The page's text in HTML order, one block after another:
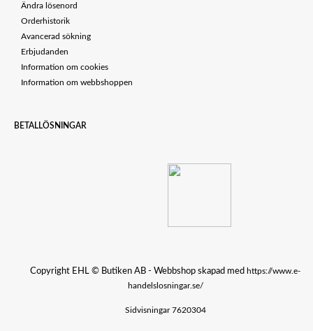
Ändra lösenord
Orderhistorik
Avancerad sökning
Erbjudanden
Information om cookies
Information om webbshoppen
BETALLÖSNINGAR
Copyright EHL © Butiken AB - Webbshop skapad med https://www.e-
handelslosningar.se/
Sidvisningar 7620304